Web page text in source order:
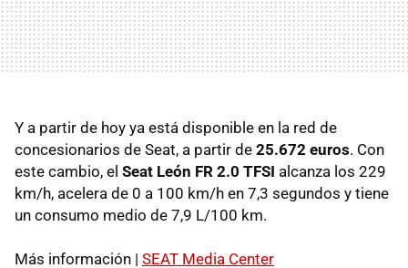
Y a partir de hoy ya está disponible en la red de
concesionarios de Seat, a partir de 25.672 euros. Con
este cambio, el Seat León FR 2.0 TFSI alcanza los 229
km/h, acelera de 0 a 100 km/h en 7,3 segundos y tiene
un consumo medio de 7,9 L/100 km.
Más información | SEAT Media Center